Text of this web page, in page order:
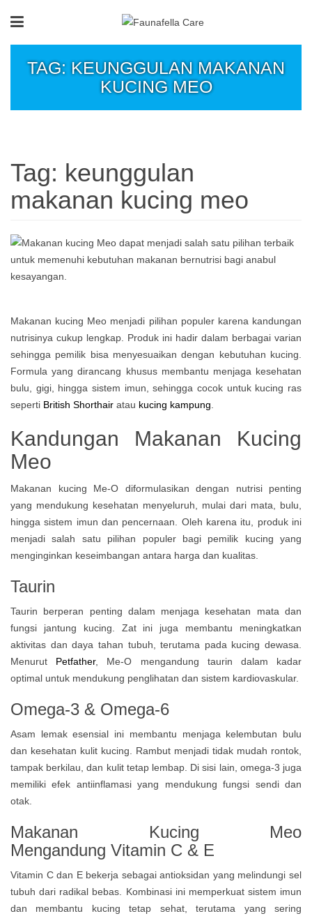
TAG: KEUNGGULAN MAKANAN
KUCING MEO
Tag: keunggulan
makanan kucing meo
Makanan kucing Meo menjadi pilihan populer karena kandungan
nutrisinya cukup lengkap. Produk ini hadir dalam berbagai varian
sehingga pemilik bisa menyesuaikan dengan kebutuhan kucing.
Formula yang dirancang khusus membantu menjaga kesehatan
bulu, gigi, hingga sistem imun, sehingga cocok untuk kucing ras
seperti British Shorthair atau kucing kampung
Kandungan Makanan Kucing
Meo
Makanan kucing Me-O diformulasikan dengan nutrisi penting
yang mendukung kesehatan menyeluruh, mulai dari mata, bulu,
hingga sistem imun dan pencernaan. Oleh karena itu, produk ini
menjadi salah satu pilihan populer bagi pemilik kucing yang
menginginkan keseimbangan antara harga dan kualitas.
Taurin
Taurin berperan penting dalam menjaga kesehatan mata dan
fungsi jantung kucing. Zat ini juga membantu meningkatkan
aktivitas dan daya tahan tubuh, terutama pada kucing dewasa.
Menurut
Petfather, Me-O mengandung taurin dalam kadar
optimal untuk mendukung penglihatan dan sistem kardiovaskular.
Omega-3 & Omega-6
Asam lemak esensial ini membantu menjaga kelembutan bulu
dan kesehatan kulit kucing. Rambut menjadi tidak mudah rontok,
tampak berkilau, dan kulit tetap lembap. Di sisi lain, omega-3 juga
memiliki efek antiinflamasi yang mendukung fungsi sendi dan
otak.
Makanan Kucing Meo
Mengandung Vitamin C & E
Vitamin C dan E bekerja sebagai antioksidan yang melindungi sel
tubuh dari radikal bebas. Kombinasi ini memperkuat sistem imun
dan membantu kucing tetap sehat, terutama yang sering